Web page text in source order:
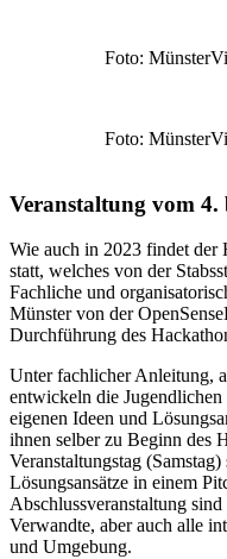
Foto:
Foto:
Veranstaltung vom
Wie auch in 2023 findet der
statt, welches von der
Fachliche und
Münster von der
Durchführung des
Unter fachlicher Anleitung,
entwickeln die
eigenen Ideen und
ihnen selber zu Beginn des
Veranstaltungstag
Lösungsansätze in einem
Abschlussveranstaltung
Verwandte, aber auch alle
und Umgebung.